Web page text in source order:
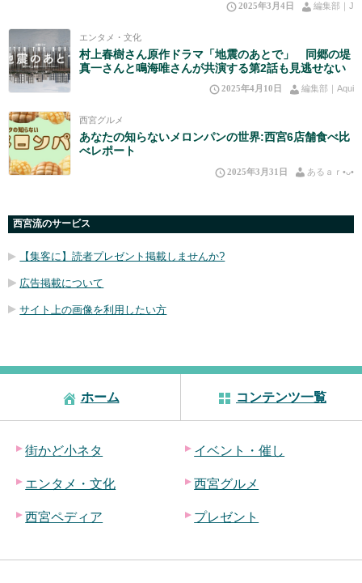
2025年3月4日 編集部｜J
エンタメ・文化
村上春樹さん原作ドラマ「地震のあとで」 同郷の堤
真一さんと鳴海唯さんが共演する第2話も見逃せない
2025年4月10日 編集部｜Aqui
西宮グルメ
あなたの知らないメロンパンの世界:西宮6店舗食べ比
べレポート
2025年3月31日 あるａｒ•⁠ᴗ⁠•⁠
西宮流のサービス
【集客に】読者プレゼント掲載しませんか?
広告掲載について
サイト上の画像を利用したい方
ホーム コンテンツ一覧
街かど小ネタ イベント・催し
エンタメ・文化 西宮グルメ
西宮ペディア プレゼント